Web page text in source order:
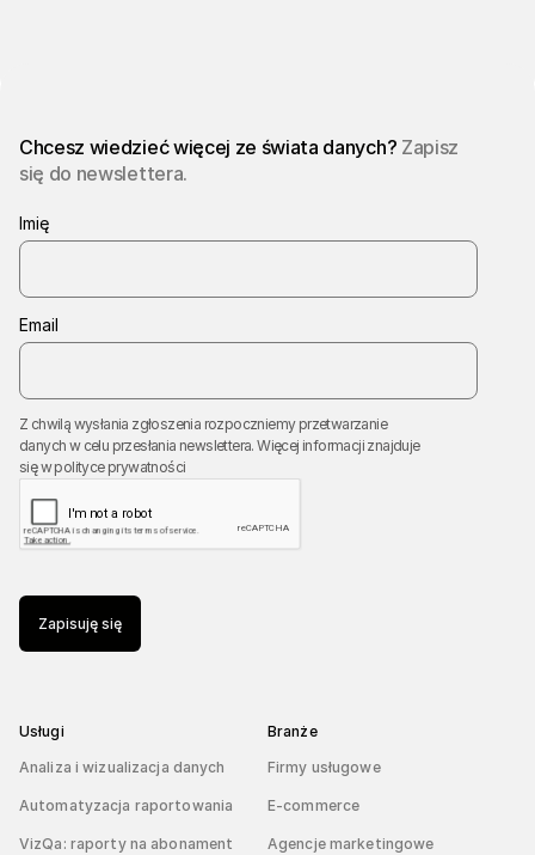
Chcesz wiedzieć więcej ze świata danych? Zapisz
się do newslettera.
Imię
Email
Z chwilą wysłania zgłoszenia rozpoczniemy przetwarzanie
danych w celu przesłania newslettera. Więcej informacji znajduje
się wpolityce prywatności
Zapisuję się
Usługi
Analiza i wizualizacja danych
Automatyzacja raportowania
VizQa: raporty na abonament
Branże
Firmy usługowe
E-commerce
Agencje marketingowe